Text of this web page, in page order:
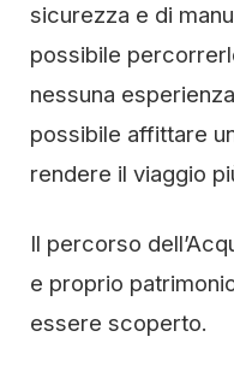
sicurezza e di
possibile
nessuna
possibile affittare
rendere il viaggio
Il percorso
e proprio
essere scoperto.